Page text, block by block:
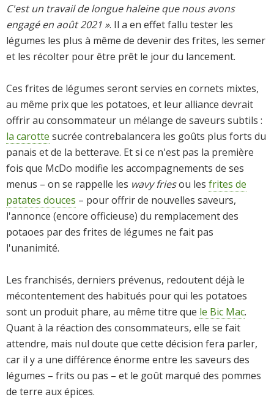
C'est un travail de longue haleine que nous avons
engagé en août 2021 ». Il a en effet fallu tester les
légumes les plus à même de devenir des frites, les semer
et les récolter pour être prêt le jour du lancement.
Ces frites de légumes seront servies en cornets mixtes,
au même prix que les potatoes, et leur alliance devrait
offrir au consommateur un mélange de saveurs subtils :
la carotte sucrée contrebalancera les goûts plus forts du
panais et de la betterave. Et si ce n'est pas la première
fois que McDo modifie les accompagnements de ses
menus – on se rappelle les wavy friesou les frites de
patates douces – pour offrir de nouvelles saveurs,
l'annonce (encore officieuse) du remplacement des
potaoes par des frites de légumes ne fait pas
l'unanimité.
Les franchisés, derniers prévenus, redoutent déjà le
mécontentement des habitués pour qui les potatoes
sont un produit phare, au même titre que le Bic Mac.
Quant à la réaction des consommateurs, elle se fait
attendre, mais nul doute que cette décision fera parler,
car il y a une différence énorme entre les saveurs des
légumes – frits ou pas – et le goût marqué des pommes
de terre aux épices.